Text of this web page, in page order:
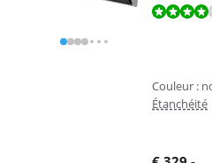
La note est de 8,4 sur 10, basée sur
Couleur :
Étanchéité